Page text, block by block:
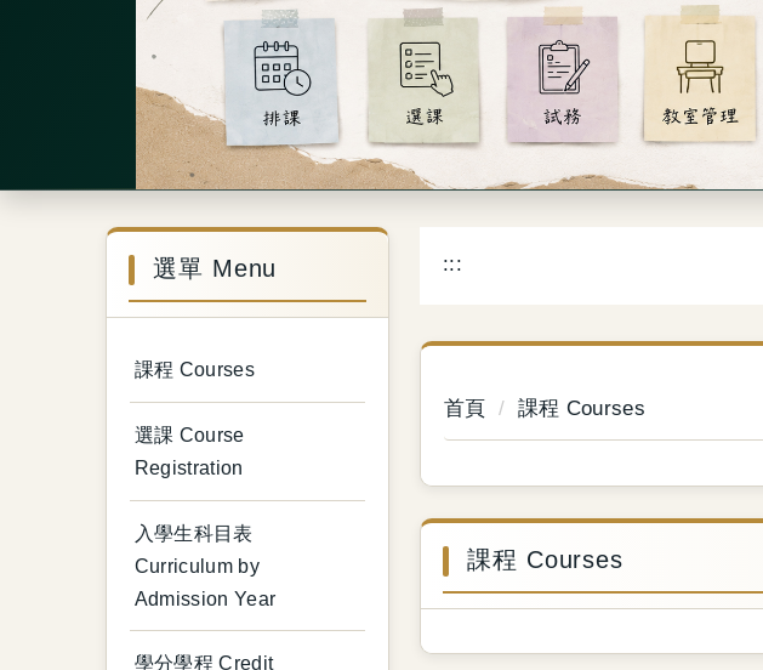
選單 Menu
課程 Courses
選課 Course
Registration
入學生科目表
Curriculum by
Admission Year
學分學程 Credit
:::
首頁 課程 Courses
課程 Courses